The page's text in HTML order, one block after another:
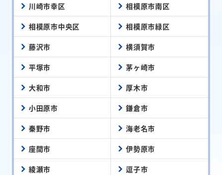
川崎市幸区 相模原市南区
相模原市中央区 相模原市緑区
藤沢市 横須賀市
平塚市 茅ヶ崎市
大和市 厚木市
小田原市 鎌倉市
秦野市 海老名市
座間市 伊勢原市
綾瀬市 逗子市